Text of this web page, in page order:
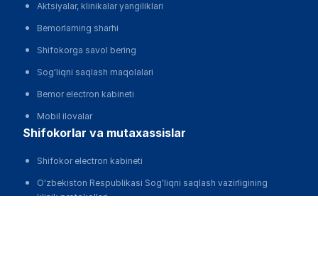
Aktsiyalar, klinikalar yangiliklari
Bemorlarning sharhi
Shifokorga savol bering
Sog'liqni saqlash maqolalari
Bemor electron kabineti
Mobil ilovalar
shifokorlar va mutaxassislar
Shifokor electron kabineti
O'zbekiston Respublikasi Sog'liqni saqlash vazirligining
klinik protokollari